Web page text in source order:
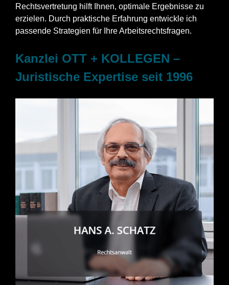
Rechtsvertretung hilft Ihnen, optimale Ergebnisse zu
erzielen. Durch praktische Erfahrung entwickle ich
passende Strategien für Ihre Arbeitsrechtsfragen.
Kanzlei OTT + KOLLEGEN –
Juristische Expertise seit 1996